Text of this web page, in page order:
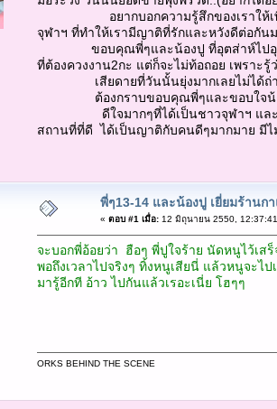
อยากบอกความรู้สึกของเราให้เพื่อนๆ
จุฬาฯ ที่ทำให้เรามีญาติที่รักและหวังดีต่อกัน
ขอบคุณพี่ๆและน้องปู ที่อุตส่าห์ไปอุดหนุ
ที่ต้องควงงาน2กะ แต่ก็จะไม่ท้อถอย เพราะ
เสียดายที่วันนั้นยุ่งมากเลยไม่ได้ถ่ายรู
ต้องกราบขอบคุณพี่ๆและขอบใจน้องที่ไ
ดีใจมากๆที่ได้เป็นชาวจุฬาฯ และดีใจ
สถานที่ที่ดี ได้เป็นญาติกับคนดีๆมากมาย มีไ
พี่ๆ13-14 และน้องปู เยี่ยมร้านก
« ตอบ #1 เมื่อ:12 มิถุนายน 2550,
จะบอกพี่อ้อยว่า ฮือๆ พี่ปูใจร้าย นัดหนูไว้เส
พอถึงเวลาไปจริงๆ ทิ้งหนูเสียนี่ แล้วหนูจะไ
มารู้อีกที อ้าว ไปกันแล้วเรอะเนี่ย โฮๆๆ
ORKS BEHIND THE SCENE